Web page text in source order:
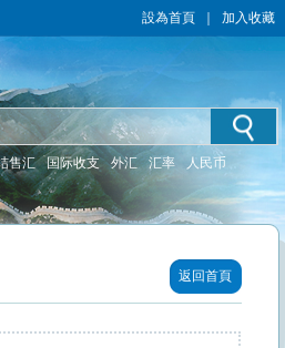
設為首頁 加入收藏
售汇 国际收支 外汇 汇率 人民币
返回首頁